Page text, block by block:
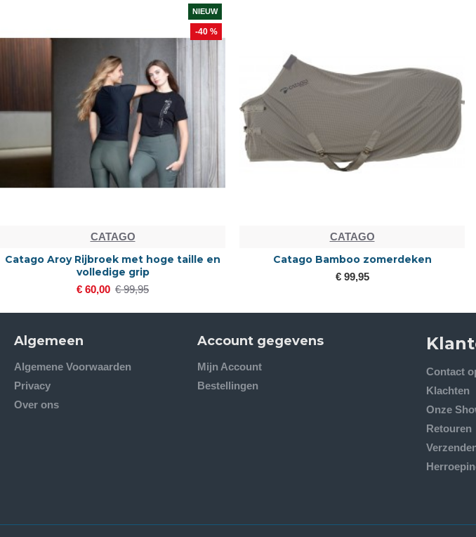
NIEUW
-40 %
CATAGO
Catago Aroy Rijbroek met hoge taille en
volledige grip
€ 60,00 € 99,95
CATAGO
Catago Bamboo zomerdeken
€ 99,95
Algemeen
Algemene Voorwaarden
Privacy
Over ons
Account gegevens
Mijn Account
Bestellingen
Contact
Klachten
Onze
Retouren